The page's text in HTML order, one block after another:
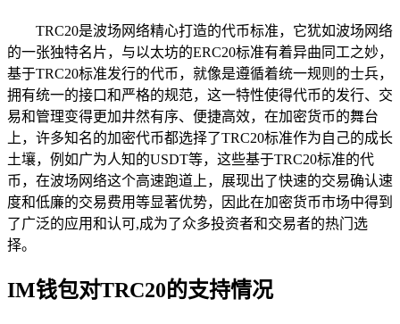
TRC20是波场网络精心打造的代币标准，它犹如波场网络
的一张独特名片，与以太坊的ERC20标准有着异曲同工之妙，
基于TRC20标准发行的代币，就像是遵循着统一规则的士兵，
拥有统一的接口和严格的规范，这一特性使得代币的发行、交
易和管理变得更加井然有序、便捷高效，在加密货币的舞台
上，许多知名的加密代币都选择了TRC20标准作为自己的成长
土壤，例如广为人知的USDT等，这些基于TRC20标准的代
币，在波场网络这个高速跑道上，展现出了快速的交易确认速
度和低廉的交易费用等显著优势，因此在加密货币市场中得到
了广泛的应用和认可,成为了众多投资者和交易者的热门选
择。
IM钱包对TRC20的支持情况